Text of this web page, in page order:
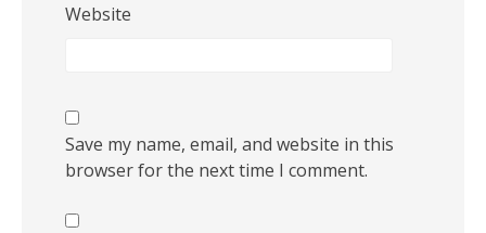
Website
Save my name, email, and website in this
browser for the next time I comment.